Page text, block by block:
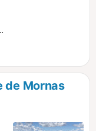
de Mornas